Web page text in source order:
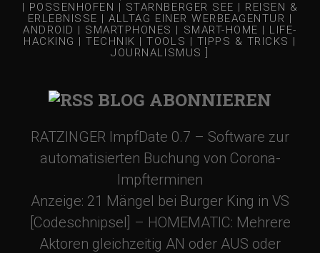
| POSSENHOFEN | STARNBERGER SEE | REISEN &
ERLEBNISSE | ALLTAG EINER WERBEAGENTUR |
ANDROID | SMARTPHONES | SMART-HOME | LIFE-
HACKING | TECHNIK | TOOLS | TIPPS & TRICKS |
JOURNALISMUS ]
BLOG ABONNIEREN
RATZINGER ImpfDate 0.7 – Software zur
automatisierten Buchung von Corona-
Impfterminen
Anzeige: 21 Mängel bei Burger King in VS
[Codeschnipsel] – HOMEMATIC: Mehrere
Aktoren gleichzeitig AN oder AUS oder